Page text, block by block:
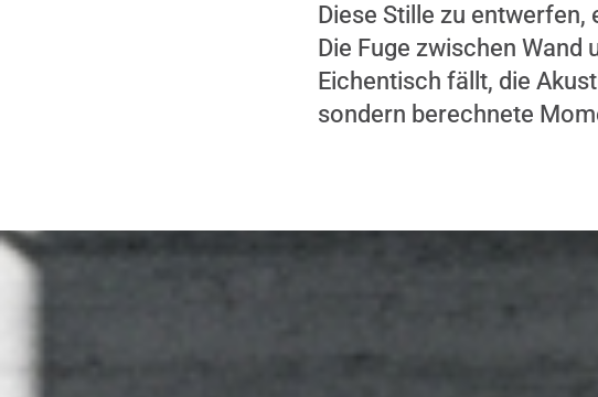
Diese Stille zu
Die Fuge zwischen Wand
Eichentisch fällt, die
sondern berechnete